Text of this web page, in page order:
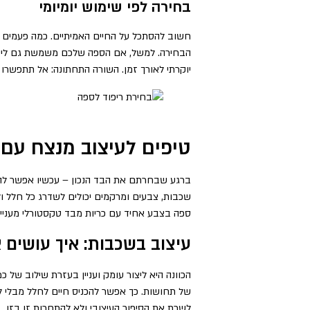
בחירה לפי שימוש יומיומי
חשוב להסתכל על החיים האמיתיים. כמה
הבחירה. למשל, אם הספה שלכם משמשת גם
יוקרתי לאורך זמן. השורה התחתונה: אל תתפשרו
טיפים לעיצוב מנצח עם
ברגע שבחרתם את הבד הנכון – עכשיו אפשר
שכבות, צבעים ומרקמים יכולים לשדרג כל חלל
ספה בצבע אחיד עם כריות מבד טקסטורלי
עיצוב בשכבות: איך עושים
הכוונה היא ליצור עומק ועניין בעזרת שילוב
של תחושות. כך אפשר להכניס חיים לחלל מבלי